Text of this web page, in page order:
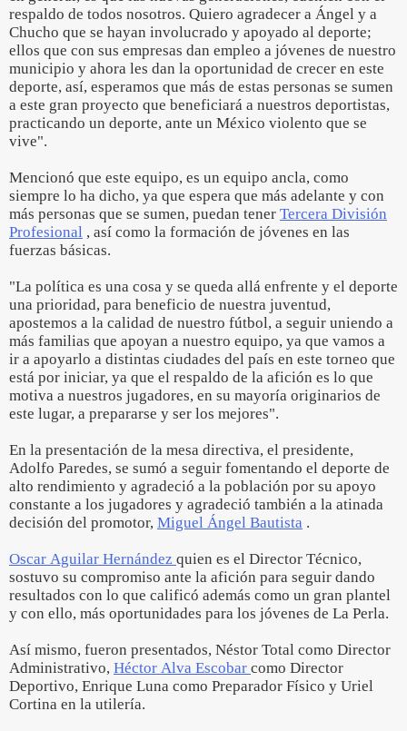
respaldo de todos nosotros. Quiero agradecer a Ángel y a
Chucho que se hayan involucrado y apoyado al deporte;
ellos que con sus empresas dan empleo a jóvenes de nuestro
municipio y ahora les dan la oportunidad de crecer en este
deporte, así, esperamos que más de estas personas se sumen
a este gran proyecto que beneficiará a nuestros deportistas,
practicando un deporte, ante un México violento que se
vive".
Mencionó que este equipo, es un equipo ancla, como
siempre lo ha dicho, ya que espera que más adelante y con
más personas que se sumen, puedan tener Tercera División
Profesional , así como la formación de jóvenes en las
fuerzas básicas.
"La política es una cosa y se queda allá enfrente y el deporte
una prioridad, para beneficio de nuestra juventud,
apostemos a la calidad de nuestro fútbol, a seguir uniendo a
más familias que apoyan a nuestro equipo, ya que vamos a
ir a apoyarlo a distintas ciudades del país en este torneo que
está por iniciar, ya que el respaldo de la afición es lo que
motiva a nuestros jugadores, en su mayoría originarios de
este lugar, a prepararse y ser los mejores".
En la presentación de la mesa directiva, el presidente,
Adolfo Paredes, se sumó a seguir fomentando el deporte de
alto rendimiento y agradeció a la población por su apoyo
constante a los jugadores y agradeció también a la atinada
decisión del promotor, Miguel Ángel Bautista .
Oscar Aguilar Hernández quien es el Director Técnico,
sostuvo su compromiso ante la afición para seguir dando
resultados con lo que calificó además como un gran plantel
y con ello, más oportunidades para los jóvenes de La Perla.
Así mismo, fueron presentados, Néstor Total como Director
Administrativo, Héctor Alva Escobar como Director
Deportivo, Enrique Luna como Preparador Físico y Uriel
Cortina en la utilería.